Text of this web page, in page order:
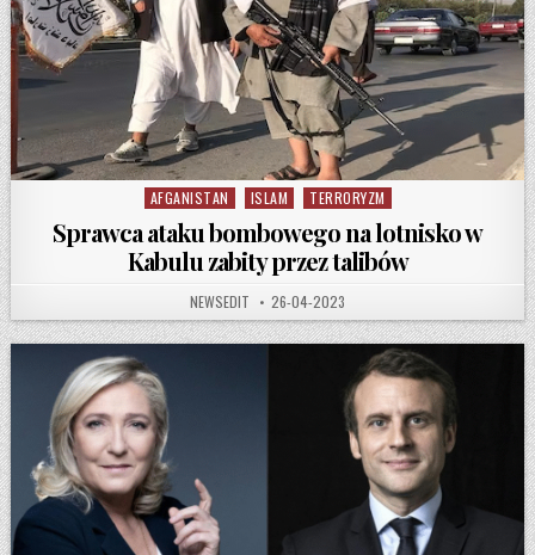
Posted in
AFGANISTAN ISLAM TERRORYZM
Sprawca ataku bombowego na lotnisko w
Kabulu zabity przez talibów
AUTHOR:
NEWSEDIT PUBLISHED DATE:
26-04-2023